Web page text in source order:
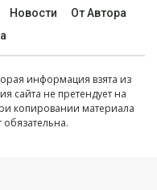
Новости
От Автора
информация взята из
сайта не претендует на
копировании материала
обязательна.